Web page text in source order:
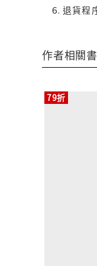
退貨程
作者相關
79折